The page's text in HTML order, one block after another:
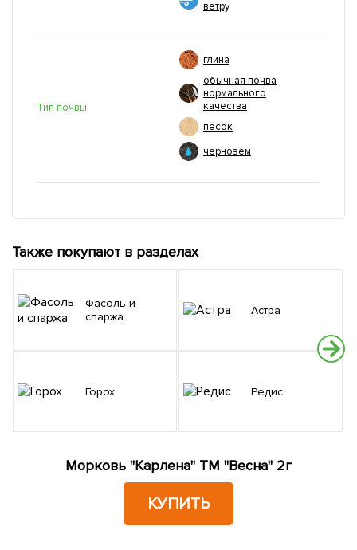
ветру
Тип почвы
глина
обычная почва
нормального
качества
песок
чернозем
Также покупают в разделах
Фасоль и
спаржа
Горох
Астра
Редис
Морковь "Карлена" ТМ "Весна" 2г
КУПИТЬ